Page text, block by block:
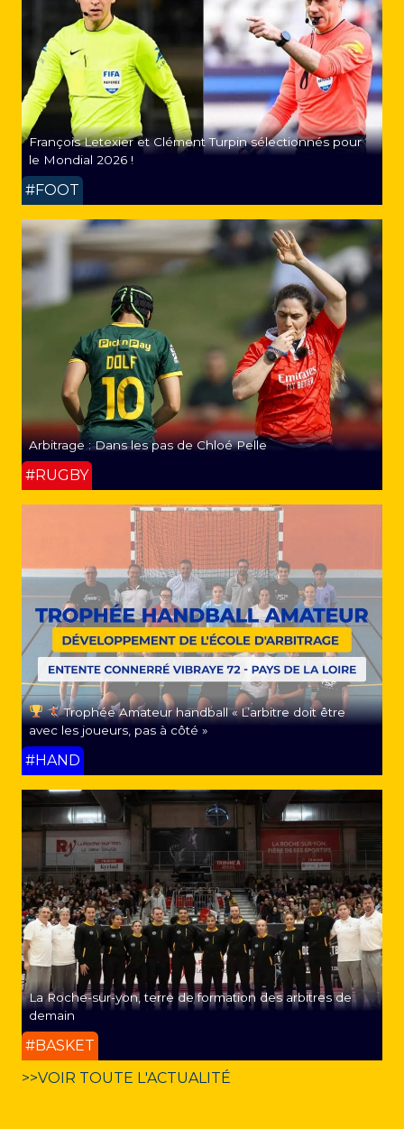
François Letexier et Clément Turpin sélectionnés pour
le Mondial 2026 !
#FOOT
Arbitrage : Dans les pas de Chloé Pelle
#RUGBY
Trophée Amateur handball « L’arbitre doit être
avec les joueurs, pas à côté »
#HAND
La Roche-sur-yon, terre de formation des arbitres de
demain
#BASKET
>>VOIR TOUTE L'ACTUALITÉ